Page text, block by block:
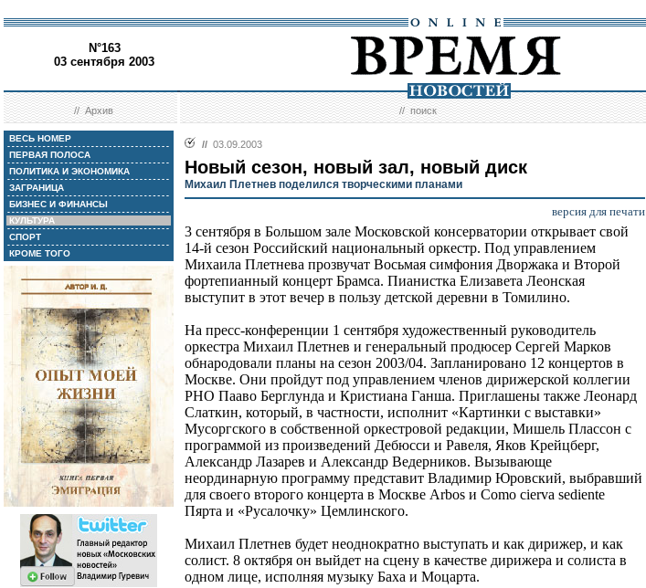
N°163
03 сентября 2003
//Архив //поиск
ВЕСЬ НОМЕР
ПЕРВАЯ ПОЛОСА
ПОЛИТИКА И ЭКОНОМИКА
ЗАГРАНИЦА
БИЗНЕС И ФИНАНСЫ
КУЛЬТУРА
СПОРТ
КРОМЕ ТОГО
// 03.09.2003
Новый сезон, новый зал, новый диск
Михаил Плетнев поделился творческими планами
версия для печати
3 сентября в Большом зале Московской консерватории открывает свой
14-й сезон Российский национальный оркестр. Под управлением
Михаила Плетнева прозвучат Восьмая симфония Дворжака и Второй
фортепианный концерт Брамса. Пианистка Елизавета Леонская
выступит в этот вечер в пользу детской деревни в Томилино.
На пресс-конференции 1 сентября художественный руководитель
оркестра Михаил Плетнев и генеральный продюсер Сергей Марков
обнародовали планы на сезон 2003/04. Запланировано 12 концертов в
Москве. Они пройдут под управлением членов дирижерской коллегии
РНО Пааво Берглунда и Кристиана Ганша. Приглашены также Леонард
Слаткин, который, в частности, исполнит «Картинки с выставки»
Мусоргского в собственной оркестровой редакции, Мишель Плассон с
программой из произведений Дебюсси и Равеля, Яков Крейцберг,
Александр Лазарев и Александр Ведерников. Вызывающе
неординарную программу представит Владимир Юровский, выбравший
для своего второго концерта в Москве Arbos и Como cierva sediente
Пярта и «Русалочку» Цемлинского.
Михаил Плетнев будет неоднократно выступать и как дирижер, и как
солист. 8 октября он выйдет на сцену в качестве дирижера и солиста в
одном лице, исполняя музыку Баха и Моцарта.